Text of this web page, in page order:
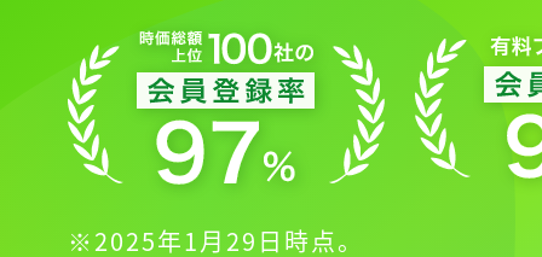
※2025年1月29日時点。